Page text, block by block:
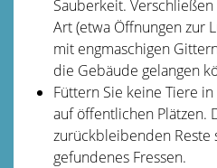
Sauberkeit.
Art (etwa Öffnungen zur
mit engmaschigen
die Gebäude gelangen
Füttern Sie keine Tiere
auf öffentlichen Plätzen.
zurückbleibenden Reste
gefundenes Fressen.